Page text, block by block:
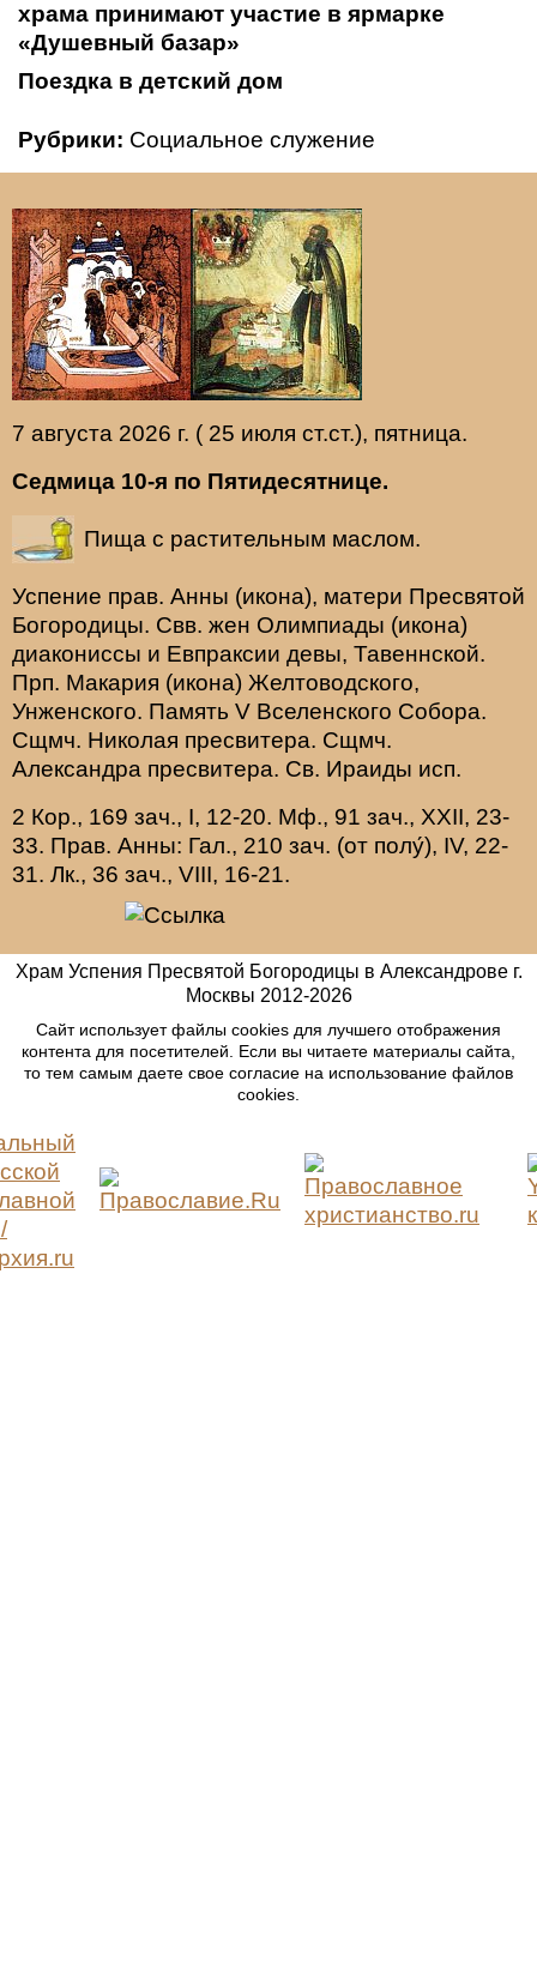
храма принимают участие в ярмарке
«Душевный базар»
Поездка в детский дом
Рубрики: Социальное служение
7 августа 2026 г. ( 25 июля ст.ст.), пятница.
Седмица 10-я по Пятидесятнице.
Пища с растительным маслом.
Успение прав. Анны (икона), матери Пресвятой
Богородицы. Свв. жен Олимпиады (икона)
диакониссы и Евпраксии девы, Тавеннской.
Прп. Макария (икона) Желтоводского,
Унженского. Память V Вселенского Собора.
Сщмч. Николая пресвитера. Сщмч.
Александра пресвитера. Св. Ираиды исп.
2 Кор., 169 зач., I, 12-20. Мф., 91 зач., XXII, 23-
33. Прав. Анны: Гал., 210 зач. (от полу́), IV, 22-
31. Лк., 36 зач., VIII, 16-21.
Храм Успения Пресвятой Богородицы в Александрове г.
Москвы 2012-2026
Сайт использует файлы cookies для лучшего отображения
контента для посетителей. Если вы читаете материалы сайта,
то тем самым даете свое согласие на использование файлов
cookies.